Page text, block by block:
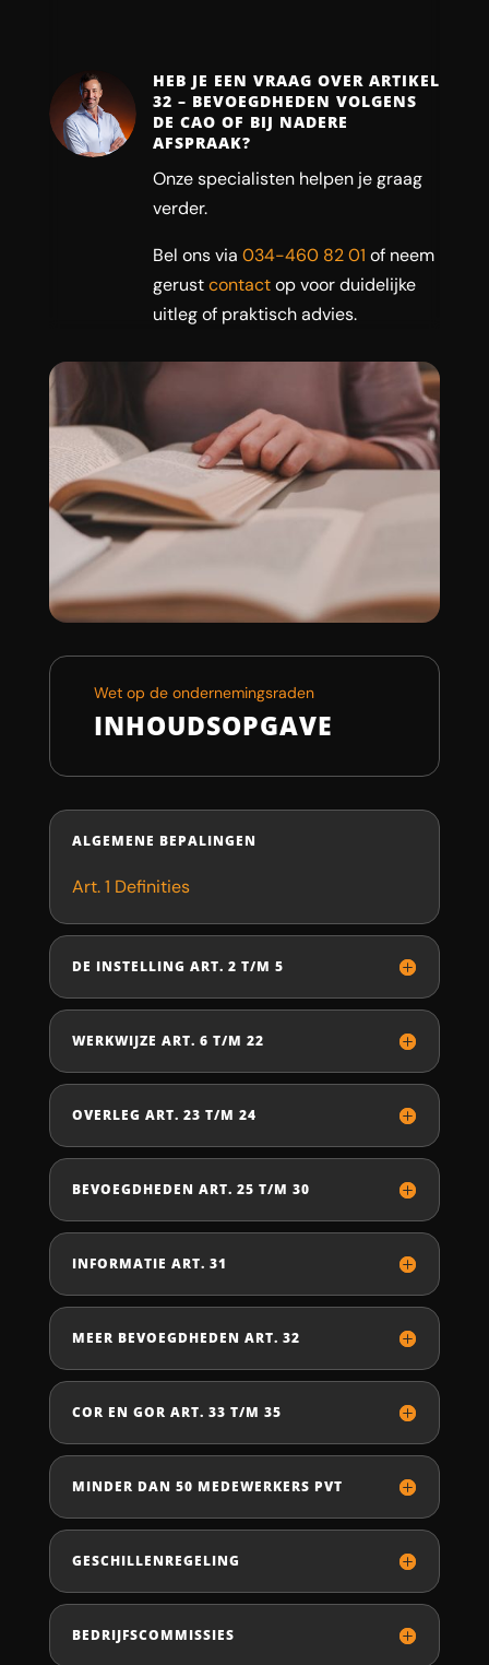
HEB JE EEN VRAAG OVER ARTIKEL
32 – BEVOEGDHEDEN VOLGENS
DE CAO OF BIJ NADERE
AFSPRAAK?
Onze specialisten helpen je graag
verder.
Bel ons via 034-460 82 01 of neem
gerustcontactop voor duidelijke
uitleg of praktisch advies.
Wet op de ondernemingsraden
INHOUDSOPGAVE
ALGEMENE BEPALINGEN
Art. 1 Definities
DE INSTELLING ART. 2 T/M 5
WERKWIJZE ART. 6 T/M 22
OVERLEG ART. 23 T/M 24
BEVOEGDHEDEN ART. 25 T/M 30
INFORMATIE ART. 31
MEER BEVOEGDHEDEN ART. 32
COR EN GOR ART. 33 T/M 35
MINDER DAN 50 MEDEWERKERS PVT
GESCHILLENREGELING
BEDRIJFSCOMMISSIES